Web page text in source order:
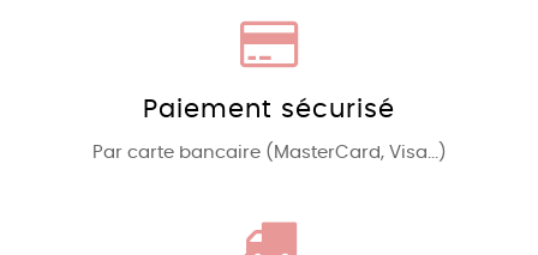
Paiement sécurisé
Par carte bancaire (MasterCard, Visa...)